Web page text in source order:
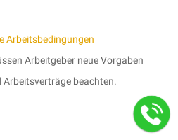
Arbeitsbedingungen
Arbeitgeber neue Vorgaben
beachten.